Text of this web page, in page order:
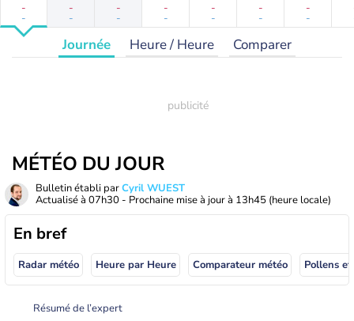
-
-
-
-
-
-
-
-
-
-
-
-
-
-
Journée Heure / Heure Comparer
MÉTÉO DU JOUR
Bulletin établi parCyril WUEST
Actualisé à 07h30 - Prochaine mise à jour à 13h45 (heure locale)
En bref
Radar météo Heure par Heure Comparateur météo Pollens
Résumé de l’expert